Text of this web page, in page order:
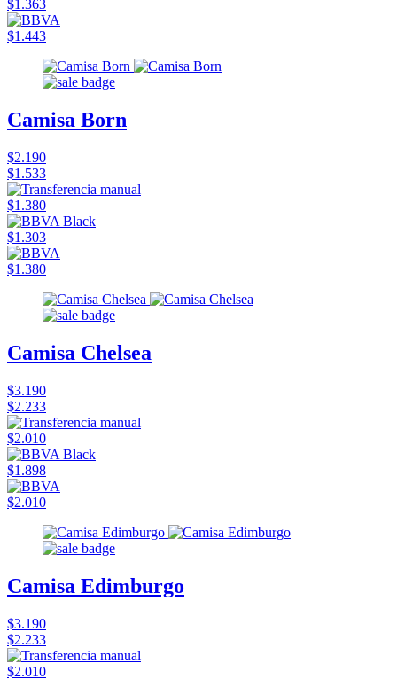
$1.363
$1.443
Camisa Born
$2.190
$1.533
$1.380
$1.303
$1.380
Camisa Chelsea
$3.190
$2.233
$2.010
$1.898
$2.010
Camisa Edimburgo
$3.190
$2.233
$2.010